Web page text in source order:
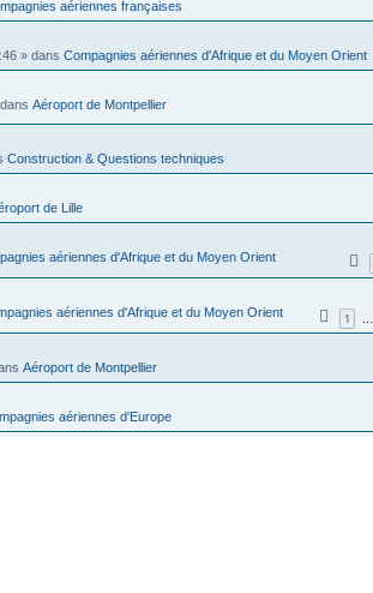
aériennes françaises
» dans Compagnies aériennes d'Afrique et du Moyen Orient
Aéroport de Montpellier
Construction & Questions techniques
de Lille
aériennes d'Afrique et du Moyen Orient
aériennes d'Afrique et du Moyen Orient 1 …
Aéroport de Montpellier
aériennes d'Europe